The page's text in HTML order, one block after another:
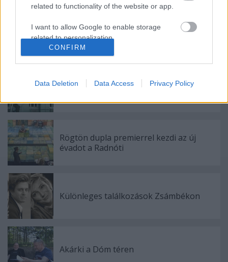
related to functionality of the website or app.
I want to allow Google to enable storage
related to personalization.
I want to allow Google to enable storage
functionality and fraud prevention, and other
CONFIRM
Data Deletion Data Access Privacy Policy
Ajánlott bejegyzések:
Indul az e-Trafó online programsorozat
Rögtön dupla premierrel kezdi az új
évadot a Radnóti
Különleges találkozások Zsámbékon
Akárki a Dóm téren